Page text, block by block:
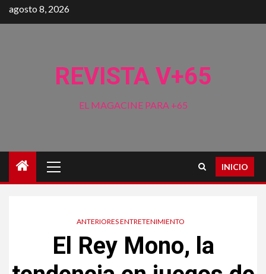
Saltar
al
agosto 8, 2026
REVISTA V+65
EL MAGACINE PARA +65
principal
INICIO
ANTERIORES ENTRETENIMIENTO
El Rey Mono, la